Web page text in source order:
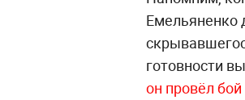
Емельяненко
готовности
он провёл